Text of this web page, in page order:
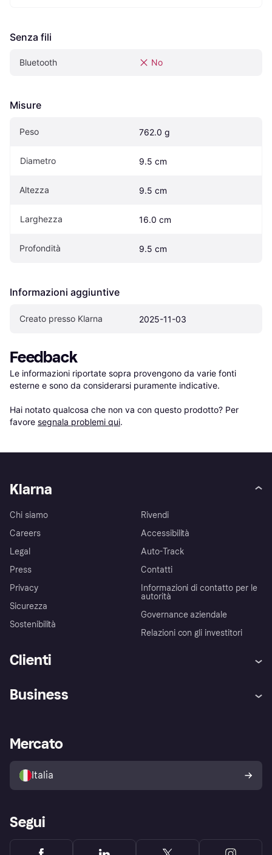
Senza fili
Bluetooth No
Misure
Peso 762.0 g
Diametro 9.5 cm
Altezza 9.5 cm
Larghezza 16.0 cm
Profondità 9.5 cm
Informazioni aggiuntive
Creato presso Klarna 2025-11-03
Feedback
Le informazioni riportate sopra provengono da varie fonti
esterne e sono da considerarsi puramente indicative.
Hai notato qualcosa che non va con questo prodotto? Per
favore segnala problemi qui.
Klarna
Chi siamo
Careers
Legal
Press
Privacy
Sicurezza
Sostenibilità
Rivendi
Accessibilità
Auto-Track
Contatti
Informazioni di contatto per le
autorità
Governance aziendale
Relazioni con gli investitori
Clienti
Assistenza
Esplora i negozi
Politica di protezione
dell'acquirente Klarna
Business
Accesso aziende
Mercato
Italia
Segui